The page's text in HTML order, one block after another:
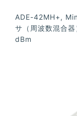
ADE-42MH+,
サ（周波数混合
dBm